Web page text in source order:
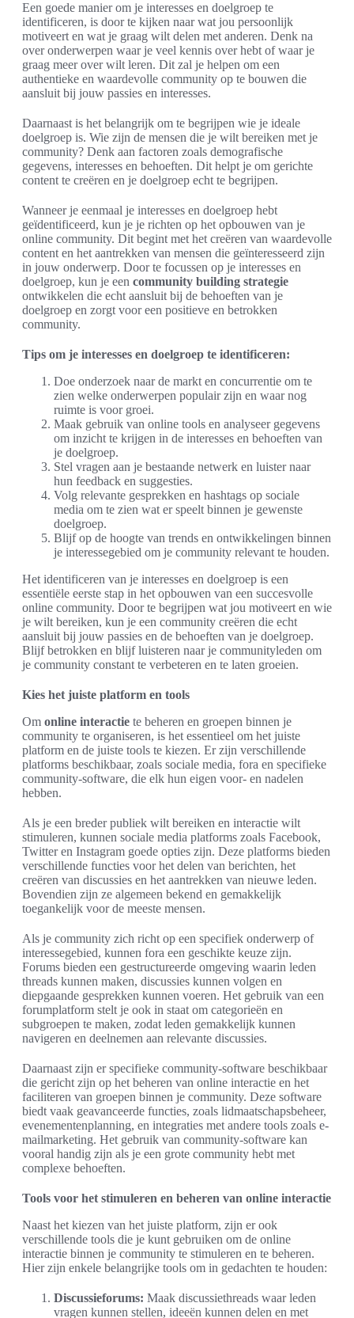
Een goede manier om je interesses en doelgroep te
identificeren, is door te kijken naar wat jou persoonlijk
motiveert en wat je graag wilt delen met anderen. Denk na
over onderwerpen waar je veel kennis over hebt of waar je
graag meer over wilt leren. Dit zal je helpen om een
authentieke en waardevolle community op te bouwen die
aansluit bij jouw passies en interesses.
Daarnaast is het belangrijk om te begrijpen wie je ideale
doelgroep is. Wie zijn de mensen die je wilt bereiken met je
community? Denk aan factoren zoals demografische
gegevens, interesses en behoeften. Dit helpt je om gerichte
content te creëren en je doelgroep echt te begrijpen.
Wanneer je eenmaal je interesses en doelgroep hebt
geïdentificeerd, kun je je richten op het opbouwen van je
online community. Dit begint met het creëren van waardevolle
content en het aantrekken van mensen die geïnteresseerd zijn
in jouw onderwerp. Door te focussen op je interesses en
doelgroep, kun je een community building strategie
ontwikkelen die echt aansluit bij de behoeften van je
doelgroep en zorgt voor een positieve en betrokken
community.
Tips om je interesses en doelgroep te identificeren:
Doe onderzoek naar de markt en concurrentie om te
zien welke onderwerpen populair zijn en waar nog
ruimte is voor groei.
Maak gebruik van online tools en analyseer gegevens
om inzicht te krijgen in de interesses en behoeften van
je doelgroep.
Stel vragen aan je bestaande netwerk en luister naar
hun feedback en suggesties.
Volg relevante gesprekken en hashtags op sociale
media om te zien wat er speelt binnen je gewenste
doelgroep.
Blijf op de hoogte van trends en ontwikkelingen binnen
je interessegebied om je community relevant te houden.
Het identificeren van je interesses en doelgroep is een
essentiële eerste stap in het opbouwen van een succesvolle
online community. Door te begrijpen wat jou motiveert en wie
je wilt bereiken, kun je een community creëren die echt
aansluit bij jouw passies en de behoeften van je doelgroep.
Blijf betrokken en blijf luisteren naar je communityleden om
je community constant te verbeteren en te laten groeien.
Kies het juiste platform en tools
Om online interactie te beheren en groepen binnen je
community te organiseren, is het essentieel om het juiste
platform en de juiste tools te kiezen. Er zijn verschillende
platforms beschikbaar, zoals sociale media, fora en specifieke
community-software, die elk hun eigen voor- en nadelen
hebben.
Als je een breder publiek wilt bereiken en interactie wilt
stimuleren, kunnen sociale media platforms zoals Facebook,
Twitter en Instagram goede opties zijn. Deze platforms bieden
verschillende functies voor het delen van berichten, het
creëren van discussies en het aantrekken van nieuwe leden.
Bovendien zijn ze algemeen bekend en gemakkelijk
toegankelijk voor de meeste mensen.
Als je community zich richt op een specifiek onderwerp of
interessegebied, kunnen fora een geschikte keuze zijn.
Forums bieden een gestructureerde omgeving waarin leden
threads kunnen maken, discussies kunnen volgen en
diepgaande gesprekken kunnen voeren. Het gebruik van een
forumplatform stelt je ook in staat om categorieën en
subgroepen te maken, zodat leden gemakkelijk kunnen
navigeren en deelnemen aan relevante discussies.
Daarnaast zijn er specifieke community-software beschikbaar
die gericht zijn op het beheren van online interactie en het
faciliteren van groepen binnen je community. Deze software
biedt vaak geavanceerde functies, zoals lidmaatschapsbeheer,
evenementenplanning, en integraties met andere tools zoals e-
mailmarketing. Het gebruik van community-software kan
vooral handig zijn als je een grote community hebt met
complexe behoeften.
Tools voor het stimuleren en beheren van online interactie
Naast het kiezen van het juiste platform, zijn er ook
verschillende tools die je kunt gebruiken om de online
interactie binnen je community te stimuleren en te beheren.
Hier zijn enkele belangrijke tools om in gedachten te houden:
Discussieforums: Maak discussiethreads waar leden
vragen kunnen stellen, ideeën kunnen delen en met